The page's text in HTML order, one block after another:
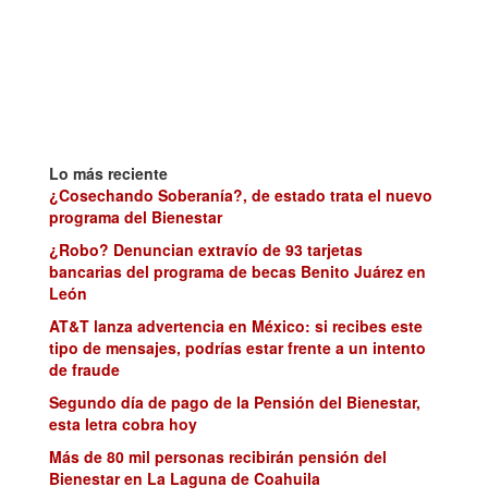
Lo más reciente
¿Cosechando Soberanía?, de estado trata el nuevo
programa del Bienestar
¿Robo? Denuncian extravío de 93 tarjetas
bancarias del programa de becas Benito Juárez en
León
AT&T lanza advertencia en México: si recibes este
tipo de mensajes, podrías estar frente a un intento
de fraude
Segundo día de pago de la Pensión del Bienestar,
esta letra cobra hoy
Más de 80 mil personas recibirán pensión del
Bienestar en La Laguna de Coahuila